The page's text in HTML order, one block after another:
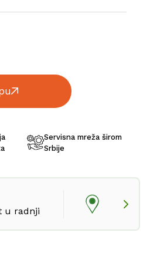
Servisna mreža širom
Srbije
u radnji